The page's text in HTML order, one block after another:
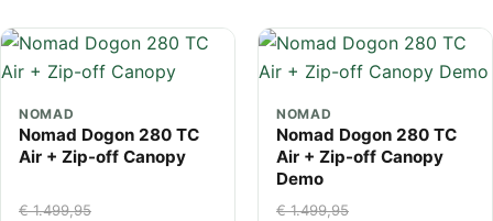
NOMAD
Nomad Dogon 280 TC
Air + Zip-off Canopy
€ 1.499,95
NOMAD
Nomad Dogon 280 TC
Air + Zip-off Canopy
Demo
€ 1.499,95